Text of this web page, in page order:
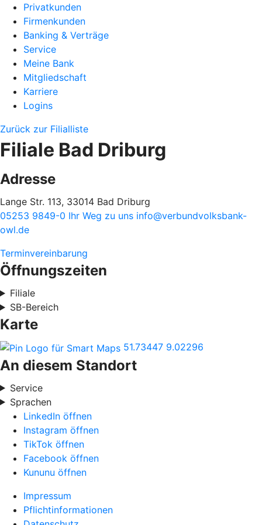
Privatkunden
Firmenkunden
Banking & Verträge
Service
Meine Bank
Mitgliedschaft
Karriere
Logins
Zurück zur Filialliste
Filiale Bad Driburg
Adresse
Lange Str. 113, 33014 Bad Driburg
05253 9849-0 Ihr Weg zu uns info@verbundvolksbank-
owl.de
Terminvereinbarung
Öffnungszeiten
Filiale
SB-Bereich
Karte
51.73447 9.02296
An diesem Standort
Service
Sprachen
LinkedIn öffnen
Instagram öffnen
TikTok öffnen
Facebook öffnen
Kununu öffnen
Impressum
Pflichtinformationen